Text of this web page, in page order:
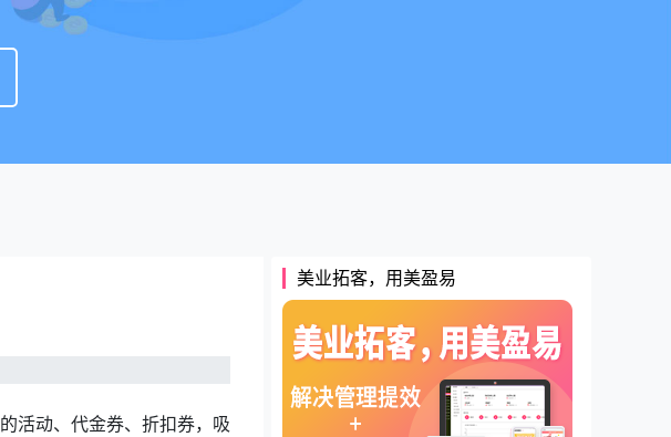
活动、代金券、折扣券，吸
美业拓客，用美盈易